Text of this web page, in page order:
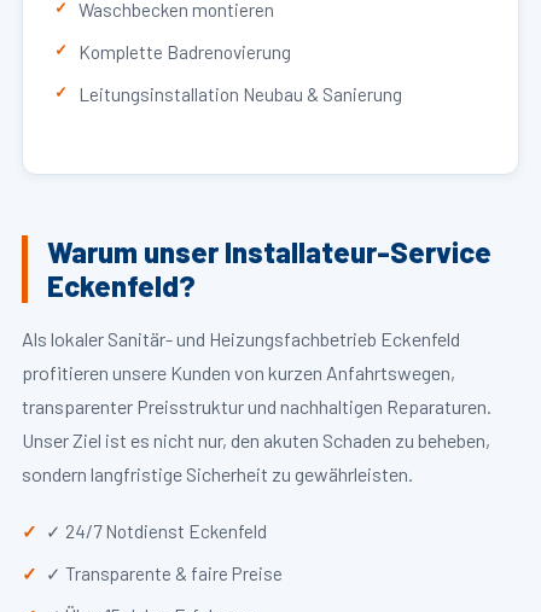
Waschbecken montieren
Komplette Badrenovierung
Leitungsinstallation Neubau & Sanierung
Warum unser Installateur-Service
Eckenfeld?
Als lokaler Sanitär- und Heizungsfachbetrieb Eckenfeld
profitieren unsere Kunden von kurzen Anfahrtswegen,
transparenter Preisstruktur und nachhaltigen Reparaturen.
Unser Ziel ist es nicht nur, den akuten Schaden zu beheben,
sondern langfristige Sicherheit zu gewährleisten.
✓ 24/7 Notdienst Eckenfeld
✓ Transparente & faire Preise